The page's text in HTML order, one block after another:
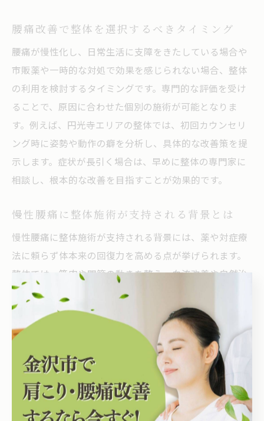
腰痛改善で整体を選択するべきタイミング
腰痛が慢性化し、日常生活に支障をきたしている場合や
市販薬や一時的な対処で効果を感じられない場合、整体
の利用を検討するタイミングです。専門的な評価を受け
ることで、原因に合わせた個別の施術が可能となりま
す。例えば、円光寺エリアの整体では、初回カウンセリ
ング時に姿勢や動作の癖を分析し、具体的な改善策を提
示します。症状が長引く場合は、早めに整体の専門家に
相談し、根本的な改善を目指すことが効果的です。
慢性腰痛に整体施術が支持される背景とは
慢性腰痛に整体施術が支持される背景には、薬や対症療
法に頼らず体本来の回復力を高める点が挙げられます。
整体では、筋肉や関節の動きを整え、血流改善や自然治
癒力の向上を目指します。石川県金沢市円光寺の整体院
では、施術後にセルフケアや生活指導も行い、利用者の
日常に寄り添ったサポートが特徴です。こうした包括的
なケアにより、再発しにくい身体づくりが期待できるた
め、多くの方に選ばれています。
整体が腰痛再発予防に有効とされる根拠